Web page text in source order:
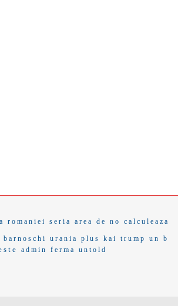
romaniei seria area de no calculeaza
barnoschi urania plus kai trump
un b
admin ferma untold